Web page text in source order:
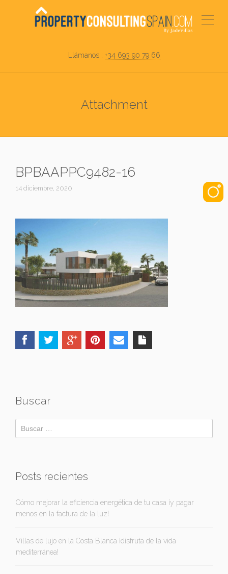
Llámanos : +34 693 90 79 66
Attachment
BPBAAPPC9482-16
14 diciembre, 2020
Buscar
Posts recientes
Cómo mejorar la eficiencia energética de tu casa ¡y pagar
menos en la factura de la luz!
Villas de lujo en la Costa Blanca ¡disfruta de la vida
mediterránea!